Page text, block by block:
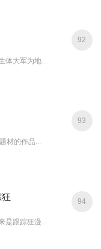
体大军为地...
92
材的作品...
93
是跟踪狂漫...
94